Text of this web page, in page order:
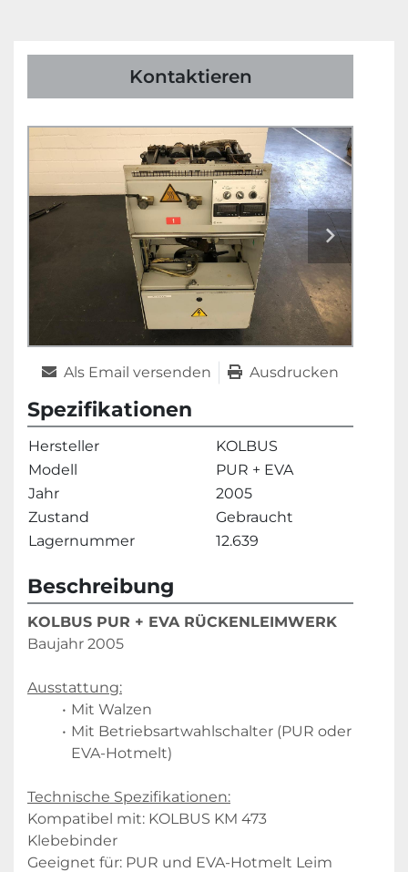
Kontaktieren
Als Email versenden Ausdrucken
Spezifikationen
Hersteller
KOLBUS
Modell
PUR + EVA
Jahr
2005
Zustand
Gebraucht
Lagernummer
12.639
Beschreibung
KOLBUS PUR + EVA RÜCKENLEIMWERK
Baujahr 2005
Ausstattung:
Mit Walzen
Mit Betriebsartwahlschalter (PUR oder
EVA-Hotmelt)
Technische Spezifikationen:
Kompatibel mit: KOLBUS KM 473
Klebebinder
Geeignet für: PUR und EVA-Hotmelt Leim